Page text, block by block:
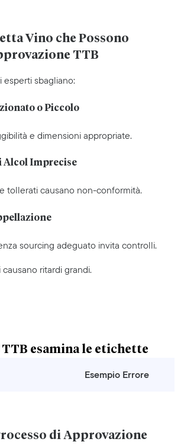
Vino che Possono
TTB
sbagliano:
o Piccolo
e dimensioni appropriate.
Alcol Imprecise
tollerati causano non-conformità.
sourcing adeguato invita controlli.
ritardi grandi.
TTB esamina le etichette
Esempio Errore
di Approvazione